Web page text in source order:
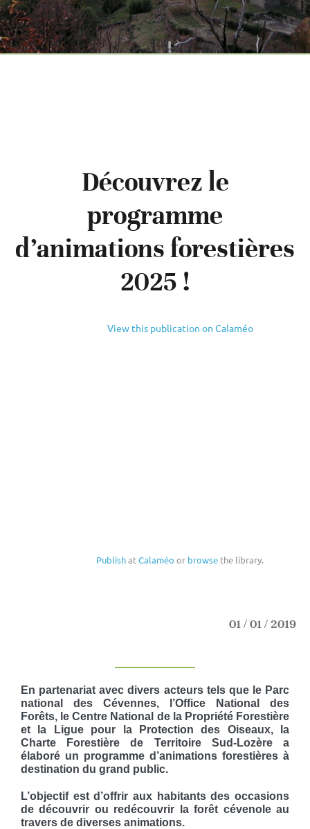
Découvrez le
programme
d’animations forestières
2025 !
View this publication on Calaméo
PublishatCalaméo or browse the library.
01 / 01 / 2019
En partenariat avec divers acteurs tels que le Parc
national des Cévennes, l’Office National des
Forêts, le Centre National de la Propriété Forestière
et la Ligue pour la Protection des Oiseaux, la
Charte Forestière de Territoire Sud-Lozère a
élaboré un programme d’animations forestières à
destination du grand public.
L’objectif est d’offrir aux habitants des occasions
de découvrir ou redécouvrir la forêt cévenole au
travers de diverses animations.